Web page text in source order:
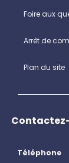
Foire aux
Arrêt de
Plan du site
Téléphone